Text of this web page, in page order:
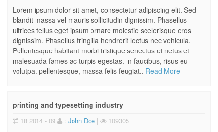
Lorem ipsum dolor sit amet, consectetur adipiscing elit. Sed
blandit massa vel mauris sollicitudin dignissim. Phasellus
ultrices tellus eget ipsum ornare molestie scelerisque eros
dignissim. Phasellus fringilla hendrerit lectus nec vehicula.
Pellentesque habitant morbi tristique senectus et netus et
malesuada fames ac turpis egestas. In faucibus, risus eu
volutpat pellentesque, massa felis feugiat.. Read More
printing and typesetting industry
18 2014 - 09 : John Doe | 109305